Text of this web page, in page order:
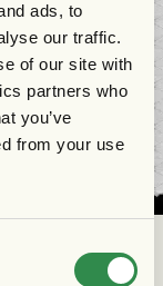
ads, to
our traffic.
of our site with
partners who
you’ve
from your use